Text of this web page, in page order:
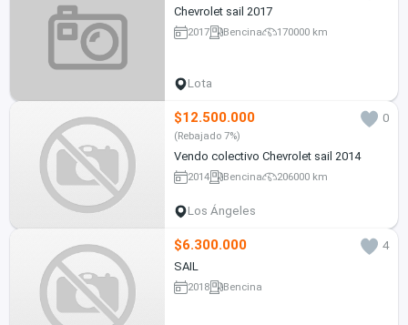
Chevrolet sail 2017
2017 Bencina 170000 km
Lota
$12.500.000 0
(Rebajado 7%)
Vendo colectivo Chevrolet sail 2014
2014 Bencina 206000 km
Los Ángeles
$6.300.000
4
SAIL
2018 Bencina